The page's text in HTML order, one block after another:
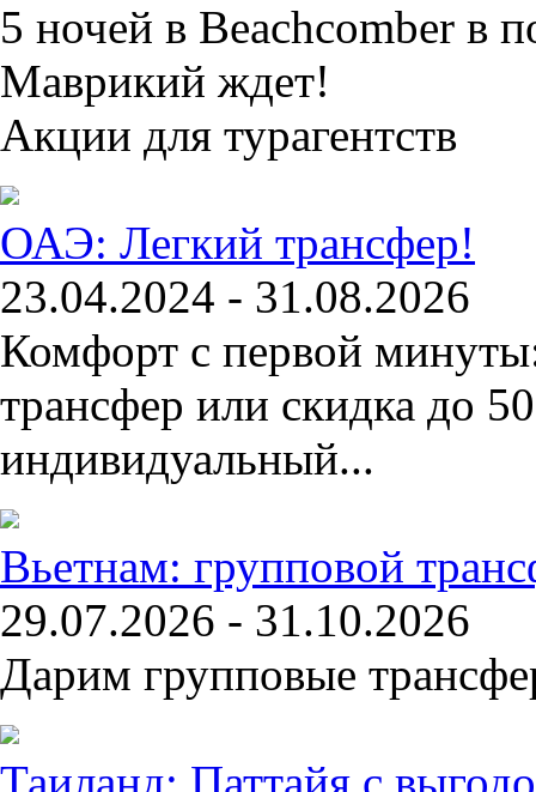
5 ночей в Beachcomber в
Маврикий ждет!
Акции для турагентств
ОАЭ: Легкий трансфер!
23.04.2024 - 31.08.2026
Комфорт с первой
трансфер или скидка до
индивидуальный...
Вьетнам: групповой
29.07.2026 - 31.10.2026
Дарим групповые